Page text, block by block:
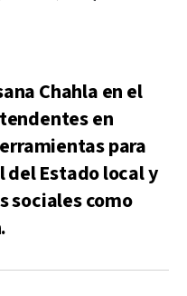
Chahla en el
en
para
del Estado local y
sociales como